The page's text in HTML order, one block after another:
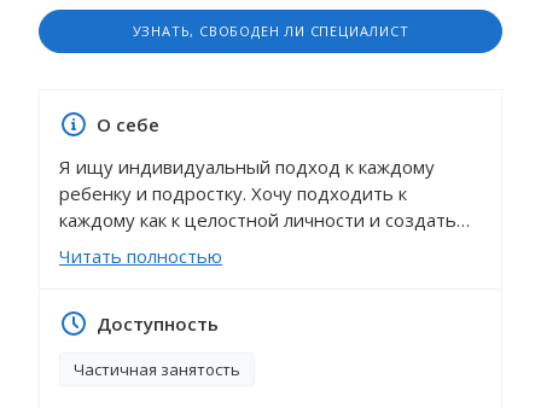
УЗНАТЬ, СВОБОДЕН ЛИ СПЕЦИАЛИСТ
О себе
Я ищу индивидуальный подход к каждому
ребенку и подростку. Хочу подходить к
каждому как к целостной личности и создать
безопасную атмосферу, где он может быть
собой. Почему? Потому, что психология
ребенок лучше учится и развивается. И такая
личность, что дает доступ к более полному
Читать полностью
Доступность
Частичная занятость